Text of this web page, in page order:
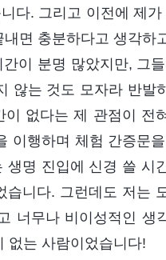
다. 그리고 이전에 제
면 충분하다고 생각하
이 분명 많았지만, 그
않는 것도 모자라 반발
없다는 제 관점이 전
이행하며 체험 간증문
명 진입에 신경 쓸 시
니다. 그런데도 저는
너무나 비이성적인 생
없는 사람이었습니다!